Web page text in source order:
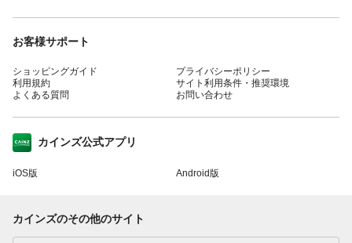
お客様サポート
ショッピングガイド
利用規約
よくある質問
プライバシーポリシー
サイト利用条件・推奨環境
お問い合わせ
カインズ公式アプリ
iOS版 Android版
カインズのその他のサイト